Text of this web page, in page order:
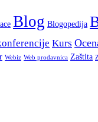
Blog Blogopedija
Kurs
Webiz Web prodavnica Zaštita